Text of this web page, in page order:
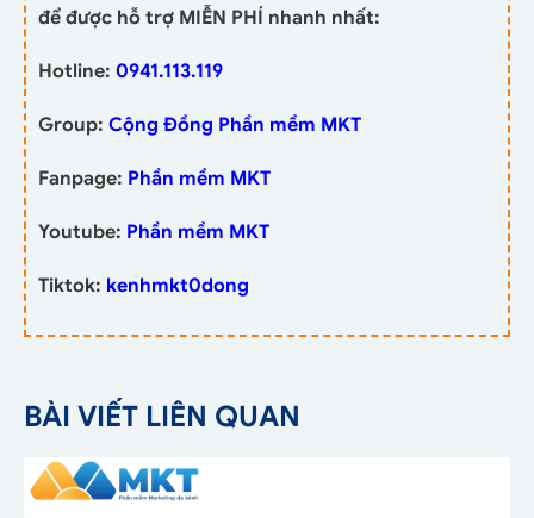
để được hỗ trợ MIỄN PHÍ nhanh nhất:
Hotline: 0941.113.119
Group: Cộng Đồng Phần mềm MKT
Fanpage: Phần mềm MKT
Youtube: Phần mềm MKT
Tiktok: kenhmkt0dong
BÀI VIẾT LIÊN QUAN